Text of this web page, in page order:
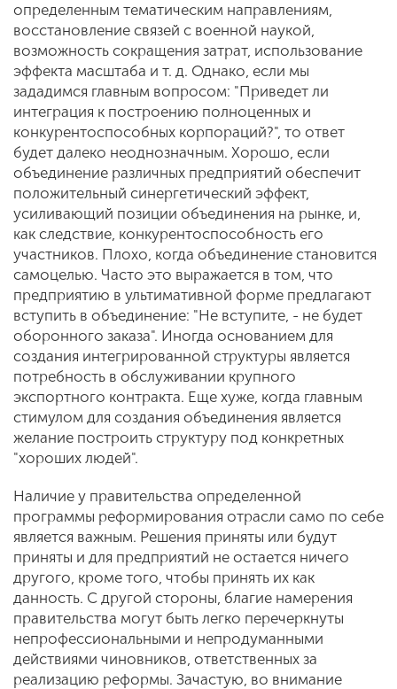
определенным тематическим направлениям,
восстановление связей с военной наукой,
возможность сокращения затрат, использование
эффекта масштаба и т. д. Однако, если мы
зададимся главным вопросом: "Приведет ли
интеграция к построению полноценных и
конкурентоспособных корпораций?", то ответ
будет далеко неоднозначным. Хорошо, если
объединение различных предприятий обеспечит
положительный синергетический эффект,
усиливающий позиции объединения на рынке, и,
как следствие, конкурентоспособность его
участников. Плохо, когда объединение становится
самоцелью. Часто это выражается в том, что
предприятию в ультимативной форме предлагают
вступить в объединение: "Не вступите, - не будет
оборонного заказа". Иногда основанием для
создания интегрированной структуры является
потребность в обслуживании крупного
экспортного контракта. Еще хуже, когда главным
стимулом для создания объединения является
желание построить структуру под конкретных
"хороших людей".
Наличие у правительства определенной
программы реформирования отрасли само по себе
является важным. Решения приняты или будут
приняты и для предприятий не остается ничего
другого, кроме того, чтобы принять их как
данность. С другой стороны, благие намерения
правительства могут быть легко перечеркнуты
непрофессиональными и непродуманными
действиями чиновников, ответственных за
реализацию реформы. Зачастую, во внимание